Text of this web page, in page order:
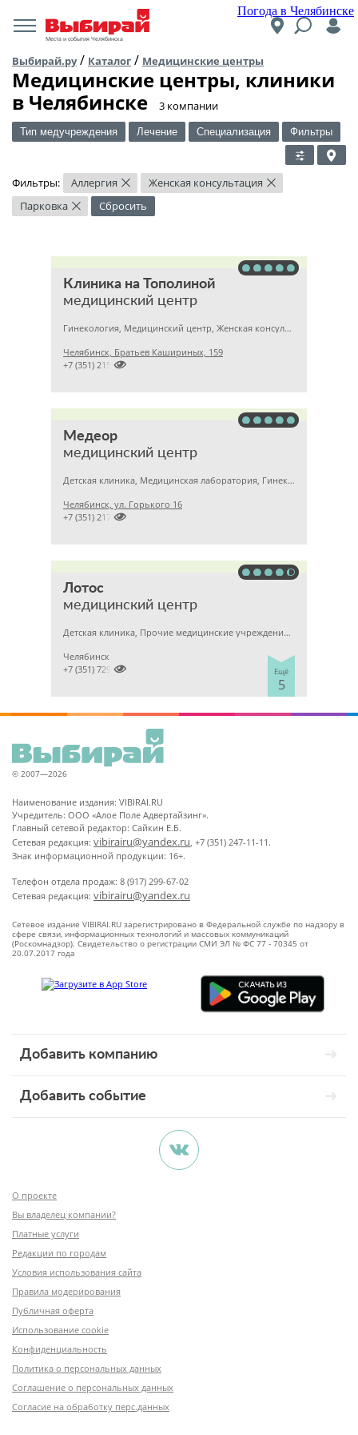
Погода в Челябинске
Места и события Челябинска
Выбирай.ру/ Каталог / Медицинские центры
Медицинские центры, клиники
в Челябинске
​3 компании
Тип медучреждения Лечение Специализация Фильтры
Фильтры: Аллергия × Женская консультация ×
Парковка × Сбросить
Клиника на Тополиной
медицинский центр
Гинекология, Медицинский центр, Женская консультация
Челябинск, Братьев Кашириных, 159

+7 (351) 2150573
Медеор
медицинский центр
Детская клиника, Медицинская лаборатория, Гинекология
Челябинск, ул. Горького 16

+7 (351) 2172376
Лотос
медицинский центр
Детская клиника, Прочие медицинские учреждения, Гинекология
Ещё
5
Челябинск

+7 (351) 7298929
© 2007—2026
Наименование издания: VIBIRAI.RU
Учредитель: ООО «Алое Поле Адвертайзинг».
Главный сетевой редактор: Сайкин Е.Б.
Сетевая редакция: vibirairu@yandex.ru, +7 (351) 247-11-11.
Знак информационной продукции: 16+.
Телефон отдела продаж: 8 (917) 299-67-02
Сетевая редакция: vibirairu@yandex.ru
Сетевое издание VIBIRAI.RU зарегистрировано в Федеральной службе по надзору в
сфере связи, информационных технологий и массовых коммуникаций
(Роскомнадзор). Свидетельство о регистрации СМИ ЭЛ № ФС 77 - 70345 от
20.07.2017 года
Добавить компанию
Добавить событие
О проекте
Вы владелец компании?
Платные услуги
Редакции по городам
Условия использования сайта
Правила модерирования
Публичная оферта
Использование cookie
Конфиденциальность
Политика о персональных данных
Соглашение о персональных данных
Согласие на обработку перс.данных